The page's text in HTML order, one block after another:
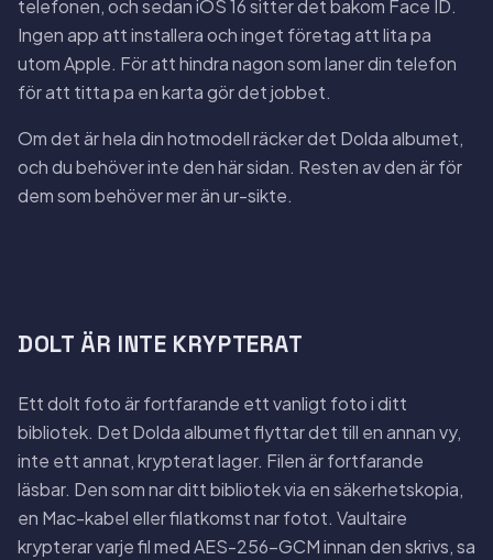
telefonen, och sedan iOS 16 sitter det bakom Face ID.
Ingen app att installera och inget företag att lita pa
utom Apple. För att hindra nagon som laner din telefon
för att titta pa en karta gör det jobbet.
Om det är hela din hotmodell räcker det Dolda albumet,
och du behöver inte den här sidan. Resten av den är för
dem som behöver mer än ur-sikte.
DOLT ÄR INTE KRYPTERAT
Ett dolt foto är fortfarande ett vanligt foto i ditt
bibliotek. Det Dolda albumet flyttar det till en annan vy,
inte ett annat, krypterat lager. Filen är fortfarande
läsbar. Den som nar ditt bibliotek via en säkerhetskopia,
en Mac-kabel eller filatkomst nar fotot. Vaultaire
krypterar varje fil med AES-256-GCM innan den skrivs, sa